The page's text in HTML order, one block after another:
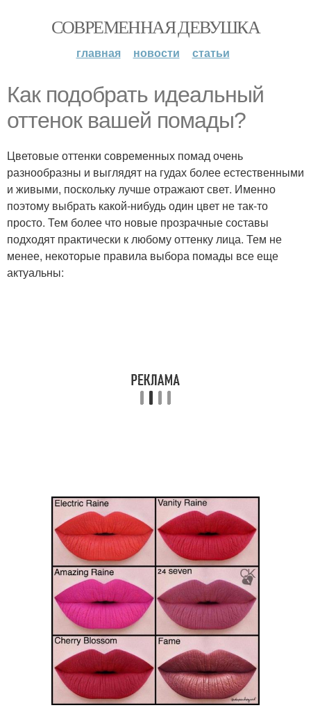
СОВРЕМЕННАЯ ДЕВУШКА
главная новости статьи
Как подобрать идеальный
оттенок вашей помады?
Цветовые оттенки современных помад очень
разнообразны и выглядят на гудах более естественными
и живыми, поскольку лучше отражают свет. Именно
поэтому выбрать какой-нибудь один цвет не так-то
просто. Тем более что новые прозрачные составы
подходят практически к любому оттенку лица. Тем не
менее, некоторые правила выбора помады все еще
актуальны: